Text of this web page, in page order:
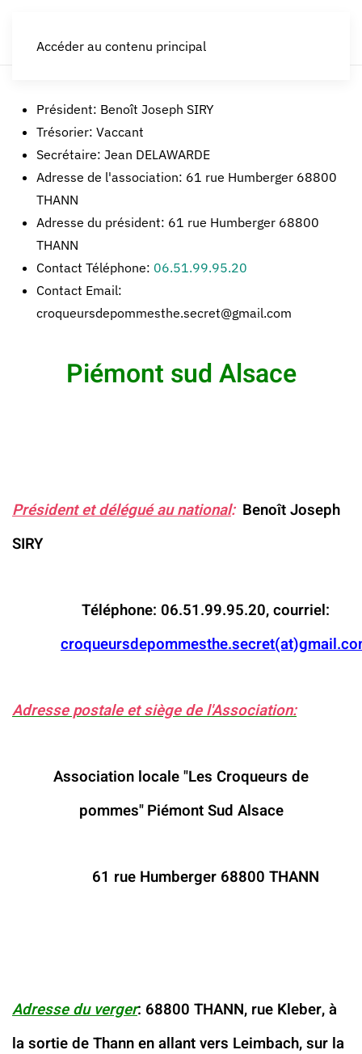
Accéder au contenu principal
Président: Benoît Joseph SIRY
Trésorier: Vaccant
Secrétaire: Jean DELAWARDE
Adresse de l'association: 61 rue Humberger 68800
THANN
Adresse du président: 61 rue Humberger 68800
THANN
Contact Téléphone: 06.51.99.95.20
Contact Email:
croqueursdepommesthe.secret@gmail.com
Piémont sud Alsace
Présidentet délégué au national: Benoît Joseph
SIRY
Téléphone: 06.51.99.95.20, courriel:
Adresse postale et siège de l'Association:
Association locale "Les Croqueurs de
pommes"Piémont Sud Alsace
61 rue Humberger 68800 THANN
Adresse du verger: 68800 THANN, rue Kleber, à
la sortie de Thann en allant vers Leimbach, sur la